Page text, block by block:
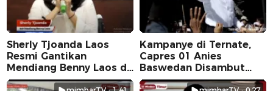
Sherly Tjoanda Laos
Resmi Gantikan
Mendiang Benny Laos di
Pilkada 2024
Kampanye di Ternate,
Capres 01 Anies
Baswedan Disambut
Ribuan Warga